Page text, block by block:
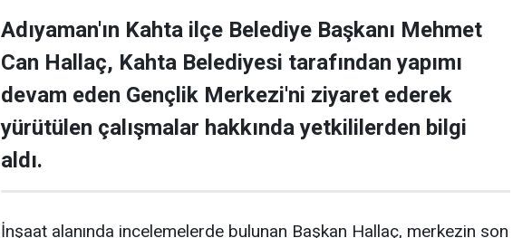
Adıyaman'ın Kahta ilçe Belediye Başkanı Mehmet
Can Hallaç, Kahta Belediyesi tarafından yapımı
devam eden Gençlik Merkezi'ni ziyaret ederek
yürütülen çalışmalar hakkında yetkililerden bilgi
aldı.
İnşaat alanında incelemelerde bulunan Başkan Hallaç, merkezin son